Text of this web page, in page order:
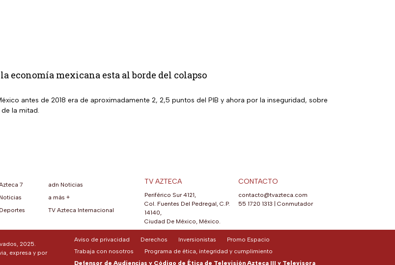
economía mexicana esta al borde del colapso
antes de 2018 era de aproximadamente 2, 2,5 puntos del PIB y ahora por la inseguridad, sobre
la mitad.
pestaña)pestaña)
una nueva pestaña)
en una nueva pestaña)
7
Noticias
Deportes
adn Noticias
a más +
TV Azteca Internacional
TV AZTECA
Periférico Sur 4121,
Col. Fuentes Del Pedregal, C.P.
14140,
Ciudad De México, México.
CONTACTO
contacto@tvazteca.com
55 1720 1313 | Conmutador
2025.
expresa y por
Aviso de privacidad Derechos Inversionistas
Promo Espacio
Trabaja con nosotros
Programa de ética, integridad y cumplimiento
Defensor de Audiencias y Código de Ética de Televisión Azteca III y Televisora